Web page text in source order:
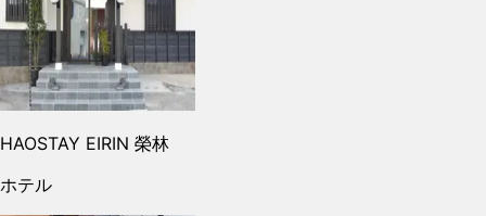
HAOSTAY EIRIN 榮林
ホテル